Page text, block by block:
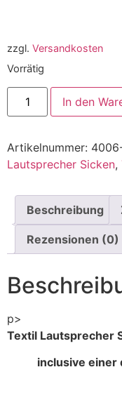
zzgl. Versandkosten
Vorrätig
In den
Artikelnummer:
Lautsprecher Sicken,
Beschreibung
Rezensionen (0)
p> 1 x
Textil Lautsprecher
inclusive einer